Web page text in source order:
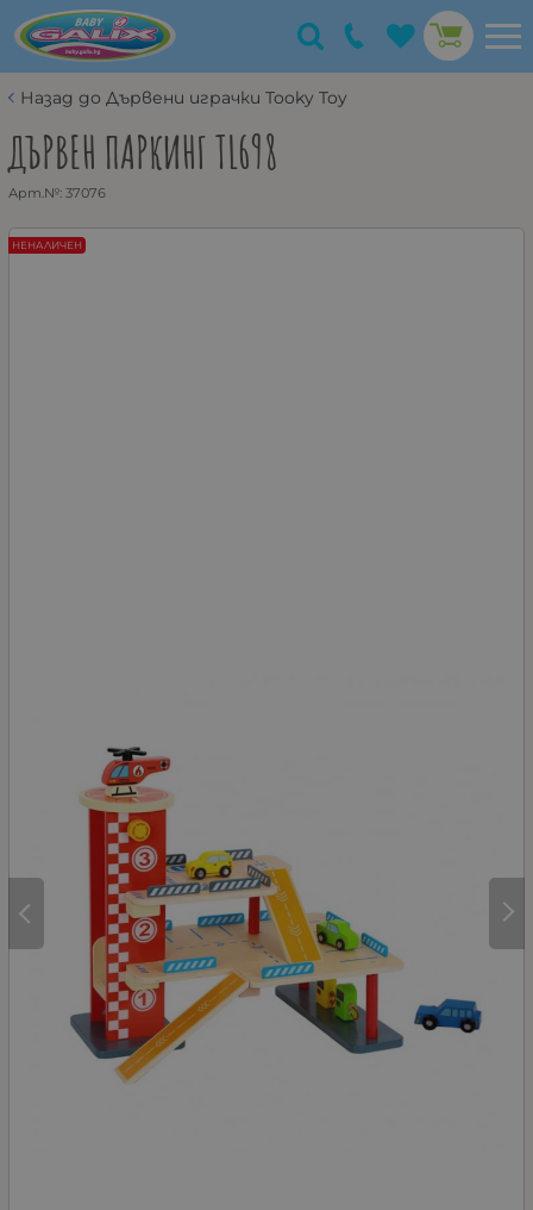
Назад до Дървени играчки Tooky Toy
ДЪРВЕН ПАРКИНГ TL698
Арт.№: 37076
НЕНАЛИЧЕН